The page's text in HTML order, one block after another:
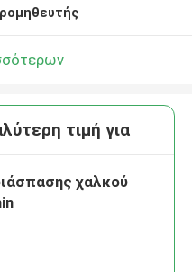
τιμή για
χαλκού